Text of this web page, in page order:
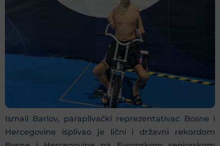
Ismail Barlov, paraplivački reprezentativac Bosne i
Hercegovine isplivao je lični i državni rekordom